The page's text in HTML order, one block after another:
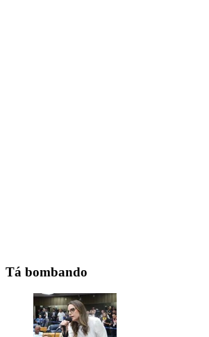
Tá bombando